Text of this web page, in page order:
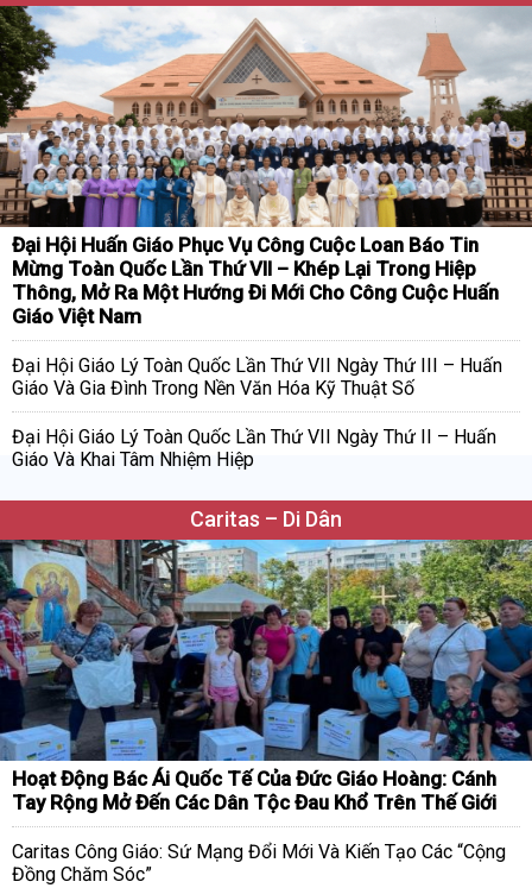
Đại Hội Huấn Giáo Phục Vụ Công Cuộc Loan Báo Tin
Mừng Toàn Quốc Lần Thứ VII – Khép Lại Trong Hiệp
Thông, Mở Ra Một Hướng Đi Mới Cho Công Cuộc Huấn
Giáo Việt Nam
Đại Hội Giáo Lý Toàn Quốc Lần Thứ VII Ngày Thứ III – Huấn
Giáo Và Gia Đình Trong Nền Văn Hóa Kỹ Thuật Số
Đại Hội Giáo Lý Toàn Quốc Lần Thứ VII Ngày Thứ II – Huấn
Giáo Và Khai Tâm Nhiệm Hiệp
Caritas – Di Dân
Hoạt Động Bác Ái Quốc Tế Của Đức Giáo Hoàng: Cánh
Tay Rộng Mở Đến Các Dân Tộc Đau Khổ Trên Thế Giới
Caritas Công Giáo: Sứ Mạng Đổi Mới Và Kiến Tạo Các “Cộng
Đồng Chăm Sóc”